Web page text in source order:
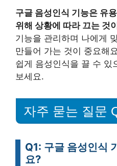
구글 음성인식 기능은 유
위해 상황에 따라 끄는 것
기능을 관리하며 나에게
만들어 가는 것이 중요해
쉽게 음성인식을 끌 수 있
보세요.
자주 묻는 질문
Q1: 구글 음성인식
요?